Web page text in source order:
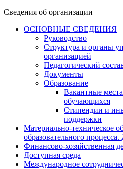
Сведения об организации
ОСНОВНЫЕ СВЕДЕНИЯ
Руководство
Структура и органы
организацией
Педагогический
Документы
Образование
Вакантные
обучающихся
Стипендии и
поддержки
Материально-техническое
образовательного процесса.
Финансово-хозяйственная
Доступная среда
Международное